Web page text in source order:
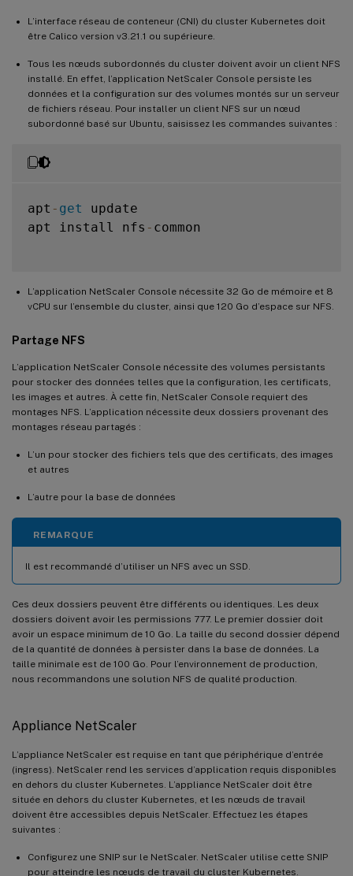
L’interface réseau de conteneur (CNI) du cluster Kubernetes doit
être Calico version v3.21.1 ou supérieure.
Tous les nœuds subordonnés du cluster doivent avoir un client NFS
installé. En effet, l’application NetScaler Console persiste les
données et la configuration sur des volumes montés sur un serveur
de fichiers réseau. Pour installer un client NFS sur un nœud
subordonné basé sur Ubuntu, saisissez les commandes suivantes :
apt - get
update
apt install nfs - common
L’application NetScaler Console nécessite 32 Go de mémoire et 8
vCPU sur l’ensemble du cluster, ainsi que 120 Go d’espace sur NFS.
Partage NFS
L’application NetScaler Console nécessite des volumes persistants
pour stocker des données telles que la configuration, les certificats,
les images et autres. À cette fin, NetScaler Console requiert des
montages NFS. L’application nécessite deux dossiers provenant des
montages réseau partagés :
L’un pour stocker des fichiers tels que des certificats, des images
et autres
L’autre pour la base de données
REMARQUE
Il est recommandé d’utiliser un NFS avec un SSD.
Ces deux dossiers peuvent être différents ou identiques. Les deux
dossiers doivent avoir les permissions 777. Le premier dossier doit
avoir un espace minimum de 10 Go. La taille du second dossier dépend
de la quantité de données à persister dans la base de données. La
taille minimale est de 100 Go. Pour l’environnement de production,
nous recommandons une solution NFS de qualité production.
Appliance NetScaler
L’appliance NetScaler est requise en tant que périphérique d’entrée
(ingress). NetScaler rend les services d’application requis disponibles
en dehors du cluster Kubernetes. L’appliance NetScaler doit être
située en dehors du cluster Kubernetes, et les nœuds de travail
doivent être accessibles depuis NetScaler. Effectuez les étapes
suivantes :
Configurez une SNIP sur le NetScaler. NetScaler utilise cette SNIP
pour atteindre les nœuds de travail du cluster Kubernetes.